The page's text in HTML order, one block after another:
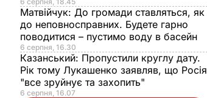
Матвійчук: До громади ставляться, як
до неповносправних. Будете гарно
поводитися – пустимо воду в басейн
6 серпня, 16.30
Казанський: Пропустили круглу дату.
Рік тому Лукашенко заявляв, що Росія
"все зруйнує та захопить"
6 серпня, 16.07